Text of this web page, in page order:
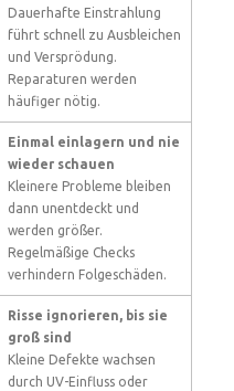
Dauerhafte Einstrahlung
führt schnell zu Ausbleichen
und Versprödung.
Reparaturen werden
häufiger nötig.
Einmal einlagern und nie
wieder schauen
Kleinere Probleme bleiben
dann unentdeckt und
werden größer.
Regelmäßige Checks
verhindern Folgeschäden.
Risse ignorieren, bis sie
groß sind
Kleine Defekte wachsen
durch UV-Einfluss oder